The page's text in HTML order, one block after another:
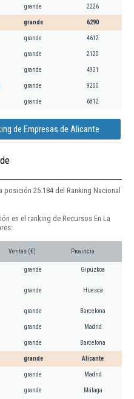
grande 2226
grande 6290
grande 4612
grande 2120
grande 4931
grande 9200
grande 6812
de Empresas de Alicante
posición 25.184 del Ranking Nacional
en el ranking de Recursos En La
Ventas (€) Provincia
grande Gipuzkoa
grande Huesca
grande Barcelona
grande Madrid
grande Barcelona
grande Alicante
grande Madrid
grande Málaga